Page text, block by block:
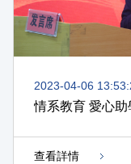
2023-04-06
情系教育 愛心
查看詳情